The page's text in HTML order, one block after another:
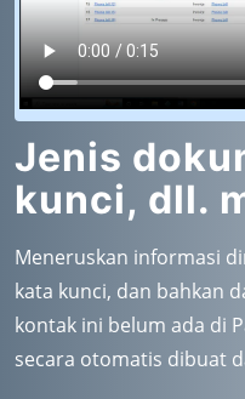
Jenis
kunci, dll.
Meneruskan informasi
kata kunci, dan bahkan
kontak ini belum ada di
secara otomatis dibuat